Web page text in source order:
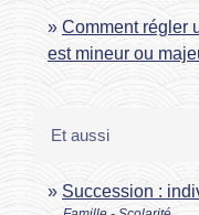
Comment régler
est mineur ou
Et aussi
Succession :